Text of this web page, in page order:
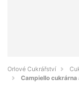
Orlové Cukrářství
Campiello